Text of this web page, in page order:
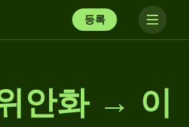
등록
안화 → 이